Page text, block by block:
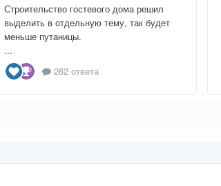
Строительство гостевого дома решил
выделить в отдельную тему, так будет
меньше путаницы.
...
262 ответа